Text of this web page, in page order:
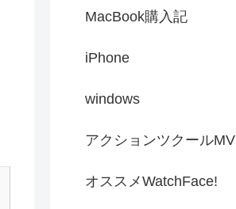
MacBook購入記
iPhone
windows
アクションツクールMV
オススメWatchFace!